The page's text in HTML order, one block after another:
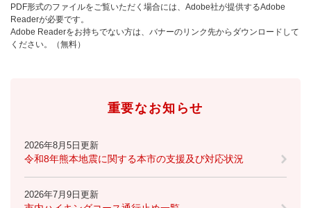
PDF形式のファイルをご覧いただく場合には、Adobe社が提供するAdobe
Readerが必要です。
Adobe Readerをお持ちでない方は、バナーのリンク先からダウンロードして
ください。（無料）
重要なお知らせ
2026年8月5日更新
令和8年熊本地震に関する本市の支援及び対応状況
2026年7月9日更新